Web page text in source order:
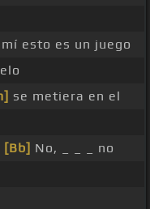
mí esto es un juego
se metiera en el
[Bb] No, _ _ _ no